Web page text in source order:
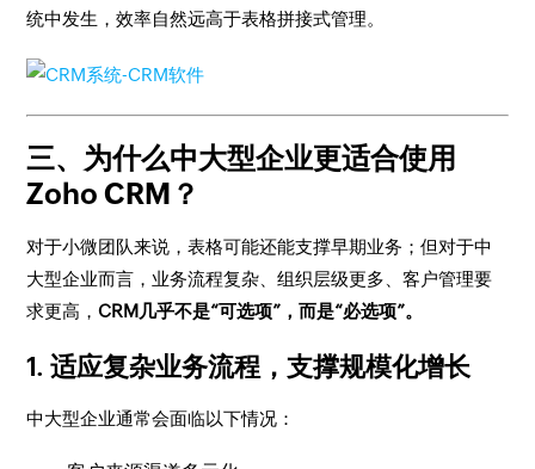
统中发生，效率自然远高于表格拼接式管理。
三、为什么中大型企业更适合使用
Zoho CRM？
对于小微团队来说，表格可能还能支撑早期业务；但对于中
大型企业而言，业务流程复杂、组织层级更多、客户管理要
求更高，CRM几乎不是“可选项”，而是“必选项”。
1. 适应复杂业务流程，支撑规模化增长
中大型企业通常会面临以下情况：